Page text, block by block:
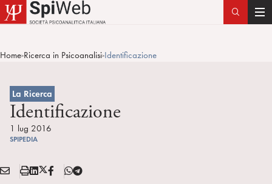
T
Home>Ricerca in Psicoanalisi>Identificazione
La Ricerca
Identificazione
1 lug 2016
SPIPEDIA
Condividi:
E
S L X F
T